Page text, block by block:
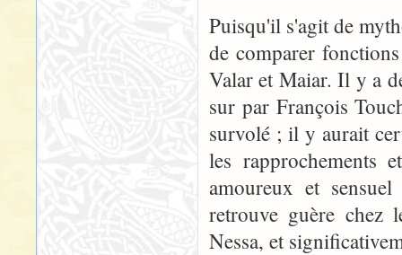
Puisqu'il s'agit de
de comparer
Valar et Maiar. Il y a
sur par François
survolé ; il y aurait
les rapprochements
amoureux et
retrouve guère chez
Nessa, et